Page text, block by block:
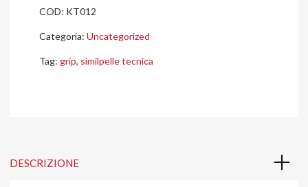
COD: KT012
Categoria: Uncategorized
Tag: grip, similpelle tecnica
DESCRIZIONE